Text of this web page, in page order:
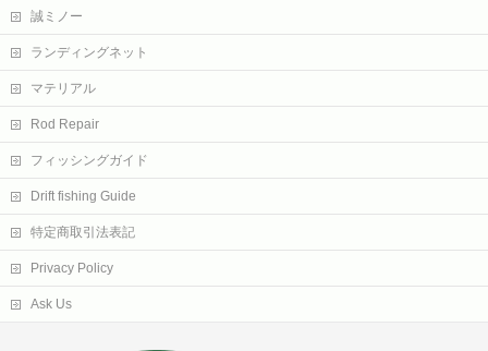
誠ミノー
ランディングネット
マテリアル
Rod Repair
フィッシングガイド
Drift fishing Guide
特定商取引法表記
Privacy Policy
Ask Us